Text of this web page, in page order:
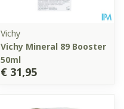
Vichy
Vichy Mineral 89 Booster
50ml
€ 31,95